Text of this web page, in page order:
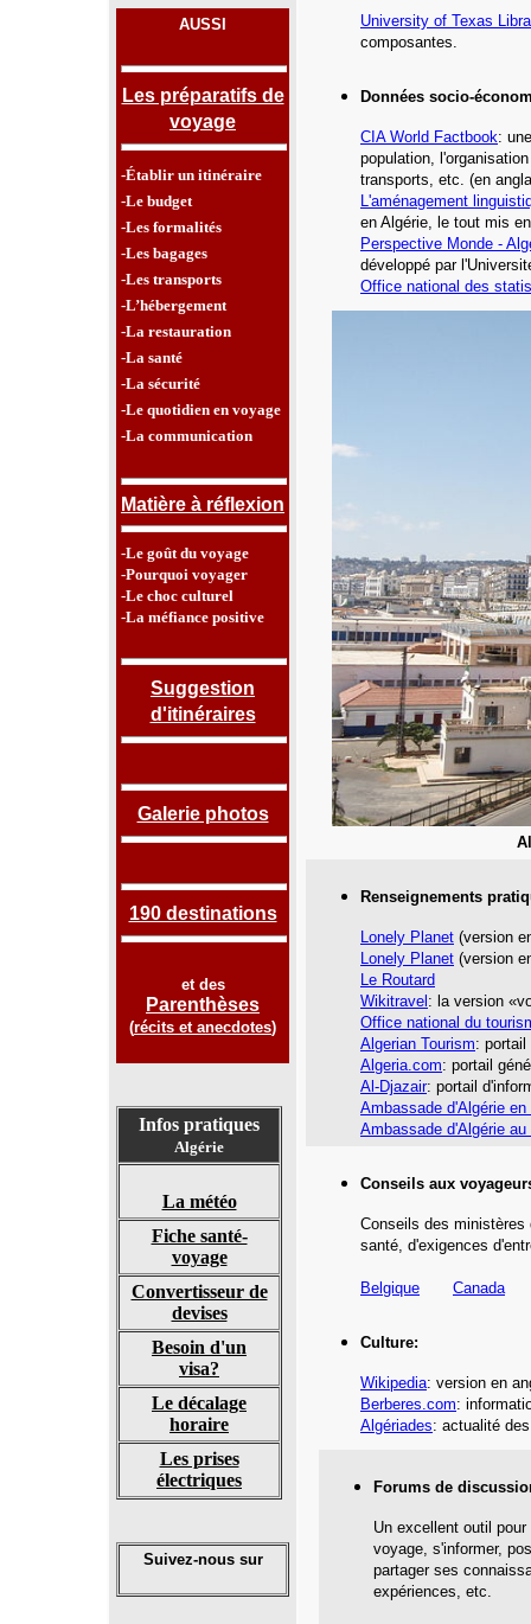
AUSSI
Les préparatifs de
voyage
-Établir un itinéraire
-Le budget
-Les formalités
-Les bagages
-Les transports
-L’hébergement
-La restauration
-La santé
-La sécurité
-Le quotidien en voyage
-La communication
Matière à réflexion
-Le goût du voyage
-Pourquoi voyager
-Le choc culturel
-La méfiance positive
Suggestion
d'itinéraires
Galerie photos
190 destinations
et des
Parenthèses
(récits et anecdotes)
Infos pratiques
Algérie
La météo
Fiche santé-
voyage
Convertisseur de
devises
Besoin d'un
visa?
Le décalage
horaire
Les prises
électriques
Suivez-nous sur
University of Texas
composantes.
Données socio-
CIA World Factbook:
population,
transports, etc. (en
L'aménagement
en Algérie, le tout mis
Perspective Monde -
développé par
Office national des
Renseignements
Lonely Planet (version
Lonely Planet (version
Le Routard
Wikitravel : la version
Office national du
Algerian Tourism: portail
Algeria.com: portail
Al-Djazair: portail
Ambassade d'Algérie en
Ambassade d'Algérie au
Conseils aux
Conseils des ministères
santé, d'exigences
Belgique Canada
Culture:
Wikipedia: version en
Berberes.com:
Algériades: actualité
Forums de
Un excellent outil pour
voyage, s'informer,
partager ses
expériences, etc.